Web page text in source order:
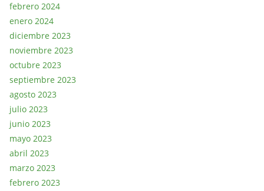
febrero 2024
enero 2024
diciembre 2023
noviembre 2023
octubre 2023
septiembre 2023
agosto 2023
julio 2023
junio 2023
mayo 2023
abril 2023
marzo 2023
febrero 2023